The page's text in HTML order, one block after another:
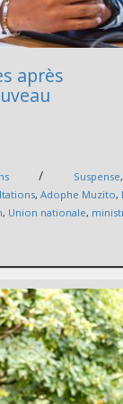
après
/ Suspense,
,Adophe Muzito,
, Union nationale,